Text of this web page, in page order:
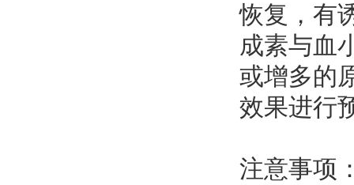
恢复，有
成素与血
或增多的
效果进行
注意事项